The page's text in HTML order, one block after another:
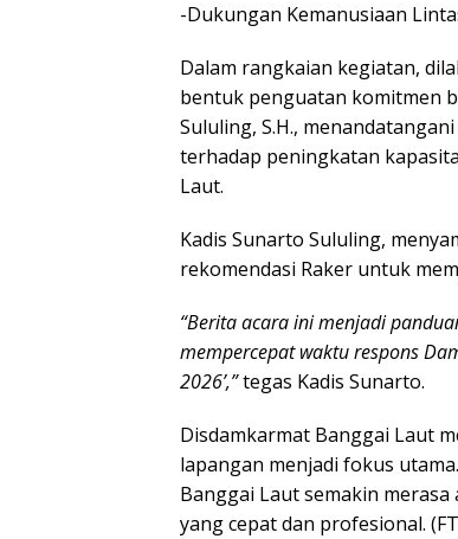
-Dukungan Kemanusiaan
Dalam rangkaian kegiatan,
bentuk penguatan komitmen
Sululing, S.H.,
terhadap peningkatan
Laut.
Kadis Sunarto Sululing,
rekomendasi Raker untuk
“Berita acara ini menjadi
mempercepat waktu respons
2026’,”tegas Kadis Sunarto.
Disdamkarmat Banggai Laut
lapangan menjadi fokus
Banggai Laut semakin
yang cepat dan profesional.